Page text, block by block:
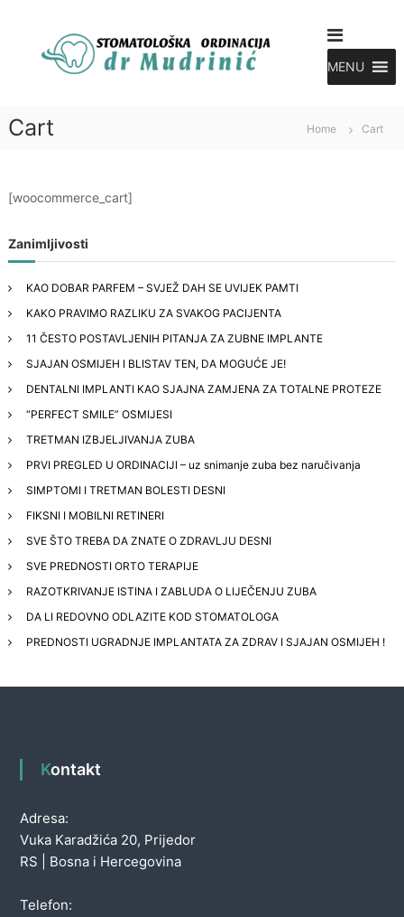
t
u
i
c
MENU
Cart Home Cart
[woocommerce_cart]
Zanimljivosti
KAO DOBAR PARFEM – SVJEŽ DAH SE UVIJEK PAMTI
KAKO PRAVIMO RAZLIKU ZA SVAKOG PACIJENTA
11 ČESTO POSTAVLJENIH PITANJA ZA ZUBNE IMPLANTE
SJAJAN OSMIJEH I BLISTAV TEN, DA MOGUĆE JE!
DENTALNI IMPLANTI KAO SJAJNA ZAMJENA ZA TOTALNE PROTEZE
“PERFECT SMILE” OSMIJESI
TRETMAN IZBJELJIVANJA ZUBA
PRVI PREGLED U ORDINACIJI – uz snimanje zuba bez naručivanja
SIMPTOMI I TRETMAN BOLESTI DESNI
FIKSNI I MOBILNI RETINERI
SVE ŠTO TREBA DA ZNATE O ZDRAVLJU DESNI
SVE PREDNOSTI ORTO TERAPIJE
RAZOTKRIVANJE ISTINA I ZABLUDA O LIJEČENJU ZUBA
DA LI REDOVNO ODLAZITE KOD STOMATOLOGA
PREDNOSTI UGRADNJE IMPLANTATA ZA ZDRAV I SJAJAN OSMIJEH !
Kontakt
Adresa:
Vuka Karadžića 20, Prijedor
RS | Bosna i Hercegovina
Telefon: